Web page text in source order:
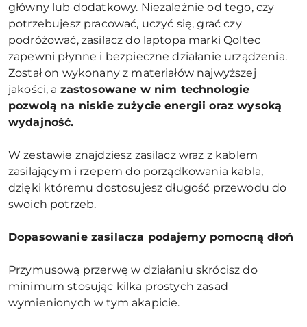
główny lub dodatkowy. Niezależnie od tego, czy
potrzebujesz pracować, uczyć się, grać czy
podróżować, zasilacz do laptopa marki Qoltec
zapewni płynne i bezpieczne działanie urządzenia.
Został on wykonany z materiałów najwyższej
jakości, a zastosowane w nim technologie
pozwolą na niskie zużycie energii oraz wysoką
wydajność.
W zestawie znajdziesz zasilacz wraz z kablem
zasilającym i rzepem do porządkowania kabla,
dzięki któremu dostosujesz długość przewodu do
swoich potrzeb.
Dopasowanie zasilacza podajemy pomocną dłoń
Przymusową przerwę w działaniu skrócisz do
minimum stosując kilka prostych zasad
wymienionych w tym akapicie.